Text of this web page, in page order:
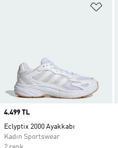
Price
4.499 TL
Eclyptix 2000 Ayakkabı
Kadın Sportswear